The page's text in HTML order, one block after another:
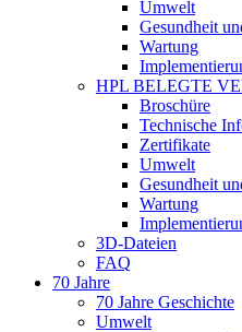
Umwelt
Gesundheit
Wartung
HPL BELEGTE
Broschüre
Technische
Zertifikate
Umwelt
Gesundheit
Wartung
3D-Dateien
FAQ
70 Jahre
70 Jahre Geschichte
Umwelt